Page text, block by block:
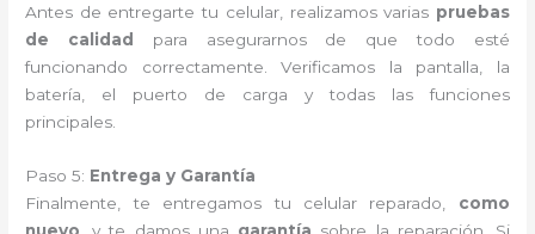
Antes de entregarte tu celular, realizamos varias pruebas
de calidad
para asegurarnos de que todo esté
funcionando correctamente. Verificamos la pantalla, la
batería, el puerto de carga y todas las funciones
principales.
Paso 5: Entrega y Garantía
Finalmente, te entregamos tu celular reparado, como
nuevo , y te damos una garantía sobre la reparación. Si